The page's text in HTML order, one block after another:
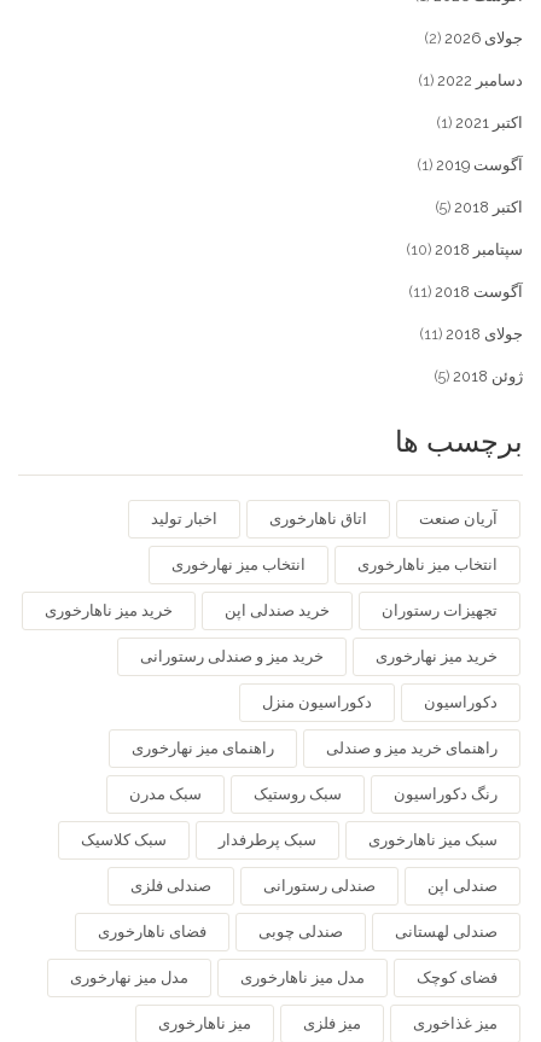
جولای 2026 (2)
دسامبر 2022 (1)
اکتبر 2021 (1)
آگوست 2019 (1)
اکتبر 2018 (5)
سپتامبر 2018 (10)
آگوست 2018 (11)
جولای 2018 (11)
ژوئن 2018 (5)
برچسب ها
آریان صنعت اتاق ناهارخوری اخبار تولید
انتخاب میز ناهارخوری انتخاب میز نهارخوری
تجهیزات رستوران خرید صندلی اپن خرید میز ناهارخوری
خرید میز نهارخوری خرید میز و صندلی رستورانی
دکوراسیون دکوراسیون منزل
راهنمای خرید میز و صندلی راهنمای میز نهارخوری
رنگ دکوراسیون سبک روستیک سبک مدرن
سبک میز ناهارخوری سبک پرطرفدار سبک کلاسیک
صندلی اپن صندلی رستورانی صندلی فلزی
صندلی لهستانی صندلی چوبی فضای ناهارخوری
فضای کوچک مدل میز ناهارخوری مدل میز نهارخوری
میز غذاخوری میز فلزی میز ناهارخوری